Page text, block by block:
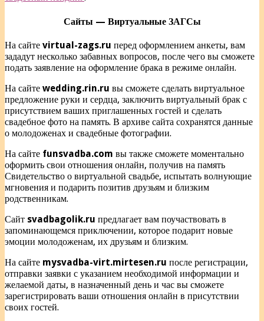
Сайты — Виртуальные ЗАГСы
На сайте virtual-zags.ru перед оформлением анкеты, вам
зададут несколько забавных вопросов, после чего вы сможете
подать заявление на оформление брака в режиме онлайн.
На сайте wedding.rin.ru вы сможете сделать виртуальное
предложение руки и сердца, заключить виртуальный брак с
присутствием ваших приглашенных гостей и сделать
свадебное фото на память. В архиве сайта сохранятся данные
о молодоженах и свадебные фотографии.
На сайте funsvadba.com вы также сможете моментально
оформить свои отношения онлайн, получив на память
Свидетельство о виртуальной свадьбе, испытать волнующие
мгновения и подарить позитив друзьям и близким
родственникам.
Сайт svadbagolik.ru предлагает вам поучаствовать в
запоминающемся приключении, которое подарит новые
эмоции молодоженам, их друзьям и близким.
На сайте mysvadba-virt.mirtesen.ru после регистрации,
отправки заявки с указанием необходимой информации и
желаемой даты, в назначенный день и час вы сможете
зарегистрировать ваши отношения онлайн в присутствии
своих гостей.